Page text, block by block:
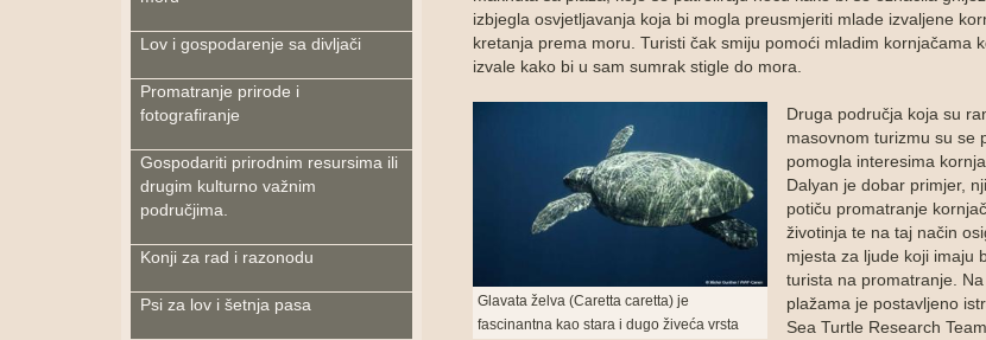
Lov i gospodarenje sa divljači
Promatranje prirode i
fotografiranje
Gospodariti prirodnim resursima ili
drugim kulturno važnim
područjima.
Konji za rad i razonodu
Psi za lov i šetnja pasa
izbjegla osvjetljavanja koja bi mogla preusmjeriti mlade izvaljene
kretanja prema moru. Turisti čak smiju pomoći mladim kornjačama
izvale kako bi u sam sumrak stigle do mora.
Glavata želva (Caretta caretta) je
fascinantna kao stara i dugo živeća vrsta
Druga područja koja su
masovnom turizmu su se
pomogla interesima
Dalyan je dobar primjer,
potiču promatranje
životinja te na taj način
mjesta za ljude koji imaju
turista na promatranje.
plažama je postavljeno
Sea Turtle Research